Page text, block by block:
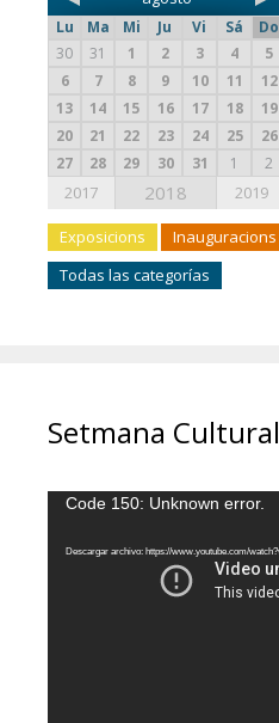
Lu Ma Mi Ju Vi Sá
Do
30
31 1 2 3 4
5
6
7 8 9 10 11
12
13
14 15 16 17 18
19
20
21 22 23 24 25
26
27
28 29 30 31 1 2
2017 2018 2019
Exposicions Inauguracions
Todas las categorías
Setmana Cultural
Reproductor
vídeo
Code 150: Unknown error.
Descargar archivo: https://www.youtube.com/